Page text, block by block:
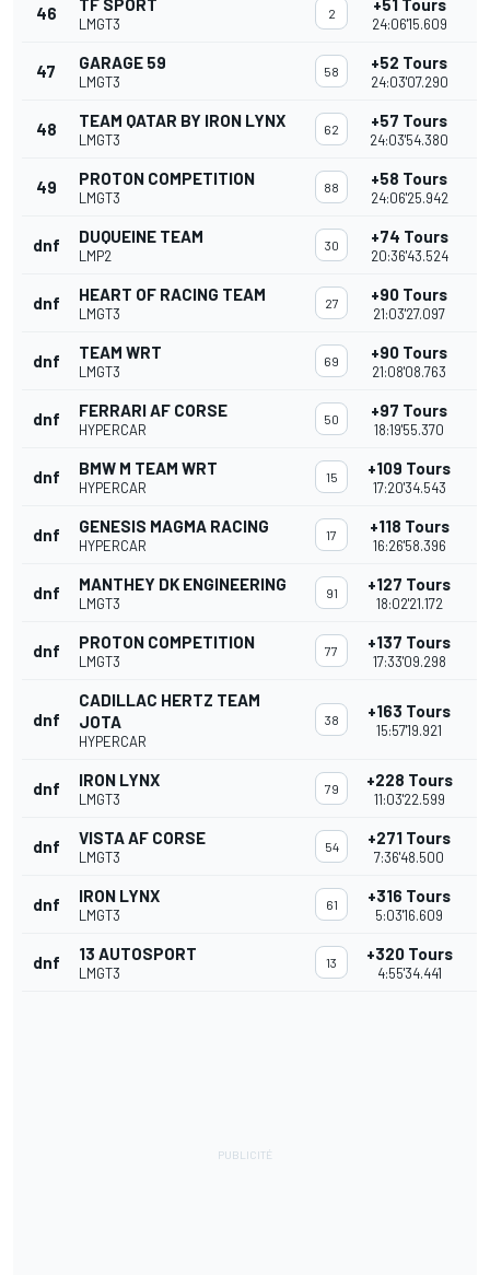
46 TF SPORT
LMGT3
2 +51 Tours
24:06'15.609
47 GARAGE 59
LMGT3
58 +52 Tours
24:03'07.290
48 TEAM QATAR BY IRON LYNX
LMGT3
62 +57 Tours
24:03'54.380
49 PROTON COMPETITION
LMGT3
88 +58 Tours
24:06'25.942
dnf DUQUEINE TEAM
LMP2
30 +74 Tours
20:36'43.524
dnf HEART OF RACING TEAM
LMGT3
27 +90 Tours
21:03'27.097
dnf TEAM WRT
LMGT3
69 +90 Tours
21:08'08.763
dnf FERRARI AF CORSE
HYPERCAR
50 +97 Tours
18:19'55.370
dnf BMW M TEAM WRT
HYPERCAR
15 +109 Tours
17:20'34.543
dnf GENESIS MAGMA RACING
HYPERCAR
17 +118 Tours
16:26'58.396
dnf MANTHEY DK ENGINEERING
LMGT3
91 +127 Tours
18:02'21.172
dnf PROTON COMPETITION
LMGT3
77 +137 Tours
17:33'09.298
dnf
CADILLAC HERTZ TEAM
JOTA
HYPERCAR
38 +163 Tours
15:57'19.921
dnf IRON LYNX
LMGT3
79 +228 Tours
11:03'22.599
dnf VISTA AF CORSE
LMGT3
54 +271 Tours
7:36'48.500
dnf IRON LYNX
LMGT3
61 +316 Tours
5:03'16.609
dnf 13 AUTOSPORT
LMGT3
13 +320 Tours
4:55'34.441